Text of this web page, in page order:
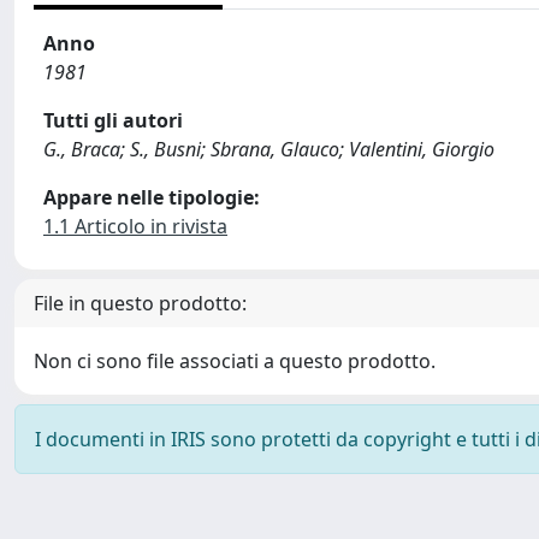
Anno
1981
Tutti gli autori
G., Braca; S., Busni; Sbrana, Glauco; Valentini, Giorgio
Appare nelle tipologie:
1.1 Articolo in rivista
File in questo prodotto:
Non ci sono file associati a questo prodotto.
I documenti in IRIS sono protetti da copyright e tutti i